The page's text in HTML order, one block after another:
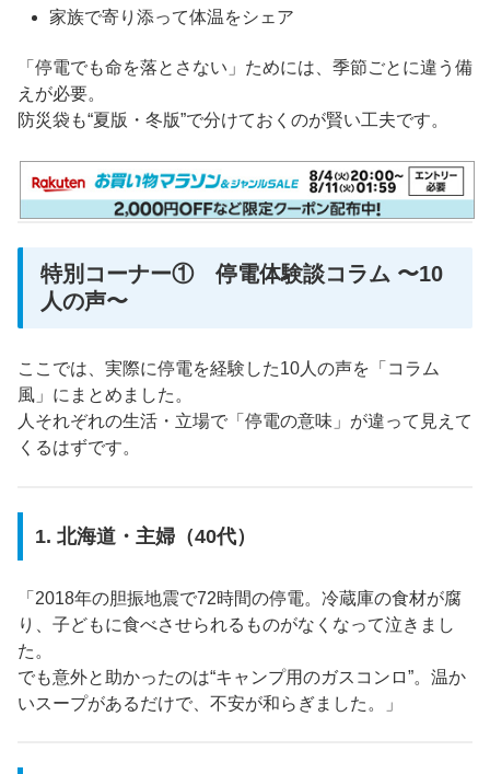
家族で寄り添って体温をシェア
「停電でも命を落とさない」ためには、季節ごとに違う備
えが必要。
防災袋も“夏版・冬版”で分けておくのが賢い工夫です。
特別コーナー① 停電体験談コラム 〜10
人の声〜
ここでは、実際に停電を経験した10人の声を「コラム
風」にまとめました。
人それぞれの生活・立場で「停電の意味」が違って見えて
くるはずです。
1. 北海道・主婦（40代）
「2018年の胆振地震で72時間の停電。冷蔵庫の食材が腐
り、子どもに食べさせられるものがなくなって泣きまし
た。
でも意外と助かったのは“キャンプ用のガスコンロ”。温か
いスープがあるだけで、不安が和らぎました。」